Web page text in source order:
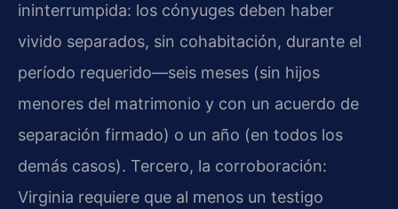
ininterrumpida: los cónyuges deben haber
vivido separados, sin cohabitación, durante el
período requerido—seis meses (sin hijos
menores del matrimonio y con un acuerdo de
separación firmado) o un año (en todos los
demás casos). Tercero, la corroboración:
Virginia requiere que al menos un testigo